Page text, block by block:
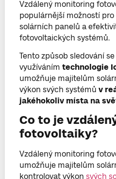
Vzdálený monitoring
populárnější možností pro
solárních panelů a
fotovoltaických systémů.
Tento způsob sledování
využíváním technologie
umožňuje majitelům
výkon svých systémů v
jakéhokoliv místa na
Co to je
fotovoltaiky?
Vzdálený monitoring
umožňuje majitelům
kontrolovat výkon svých